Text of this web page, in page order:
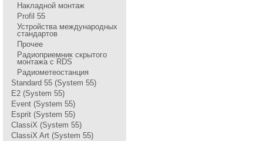
Накладной монтаж
Profil 55
Устройства международных
стандартов
Прочее
Радиоприемник скрытого
монтажа с RDS
Радиометеостанция
Standard 55 (System 55)
E2 (System 55)
Event (System 55)
Esprit (System 55)
ClassiX (System 55)
ClassiX Art (System 55)